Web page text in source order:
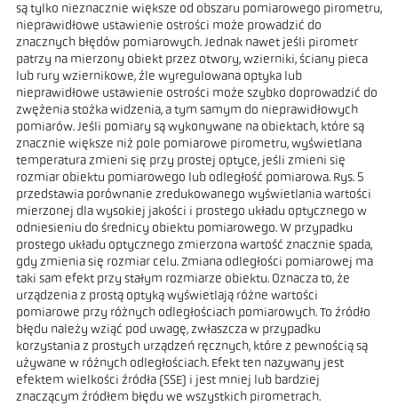
są tylko nieznacznie większe od obszaru pomiarowego pirometru,
nieprawidłowe ustawienie ostrości może prowadzić do
znacznych błędów pomiarowych. Jednak nawet jeśli pirometr
patrzy na mierzony obiekt przez otwory, wzierniki, ściany pieca
lub rury wziernikowe, źle wyregulowana optyka lub
nieprawidłowe ustawienie ostrości może szybko doprowadzić do
zwężenia stożka widzenia, a tym samym do nieprawidłowych
pomiarów. Jeśli pomiary są wykonywane na obiektach, które są
znacznie większe niż pole pomiarowe pirometru, wyświetlana
temperatura zmieni się przy prostej optyce, jeśli zmieni się
rozmiar obiektu pomiarowego lub odległość pomiarowa. Rys. 5
przedstawia porównanie zredukowanego wyświetlania wartości
mierzonej dla wysokiej jakości i prostego układu optycznego w
odniesieniu do średnicy obiektu pomiarowego. W przypadku
prostego układu optycznego zmierzona wartość znacznie spada,
gdy zmienia się rozmiar celu. Zmiana odległości pomiarowej ma
taki sam efekt przy stałym rozmiarze obiektu. Oznacza to, że
urządzenia z prostą optyką wyświetlają różne wartości
pomiarowe przy różnych odległościach pomiarowych. To źródło
błędu należy wziąć pod uwagę, zwłaszcza w przypadku
korzystania z prostych urządzeń ręcznych, które z pewnością są
używane w różnych odległościach. Efekt ten nazywany jest
efektem wielkości źródła (SSE) i jest mniej lub bardziej
znaczącym źródłem błędu we wszystkich pirometrach.